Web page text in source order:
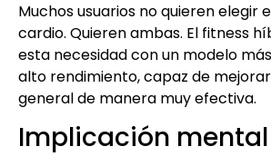
Muchos usuarios no quieren elegir
cardio. Quieren ambas. El fitness
esta necesidad con un modelo
alto rendimiento, capaz de
general de manera muy efectiva.
Implicación mental